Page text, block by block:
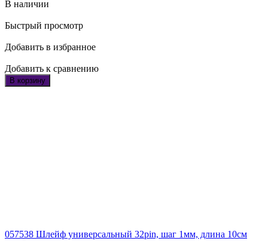
В наличии
Быстрый просмотр
Добавить в избранное
Добавить к сравнению
В корзину
057538 Шлейф универсальный 32pin, шаг 1мм, длина 10см